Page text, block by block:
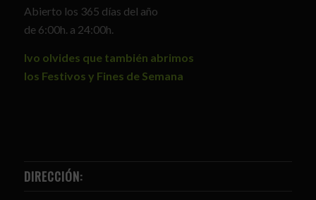
Abierto los 365 días del año
de 6:00h. a 24:00h.
Ivo olvides que también abrimos
los Festivos y Fines de Semana
DIRECCIÓN: